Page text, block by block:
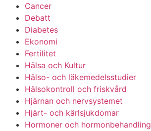
Cancer
Debatt
Diabetes
Ekonomi
Fertilitet
Hälsa och Kultur
Hälso- och läkemedelsstudier
Hälsokontroll och friskvård
Hjärnan och nervsystemet
Hjärt- och kärlsjukdomar
Hormoner och hormonbehandling